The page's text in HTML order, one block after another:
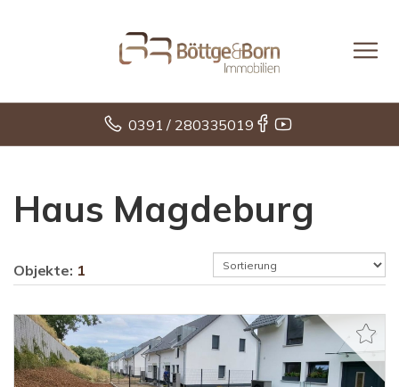
0391 / 280335019
Haus Magdeburg
Objekte: 1